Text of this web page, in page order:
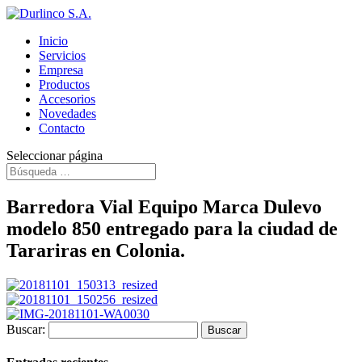
Inicio
Servicios
Empresa
Productos
Accesorios
Novedades
Contacto
Seleccionar página
Barredora Vial Equipo Marca Dulevo
modelo 850 entregado para la ciudad de
Tarariras en Colonia.
Buscar: